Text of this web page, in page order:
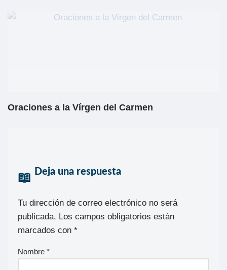
Oraciones a la Vírgen del Carmen
Deja una respuesta
Tu dirección de correo electrónico no será
publicada. Los campos obligatorios están
marcados con *
Nombre *